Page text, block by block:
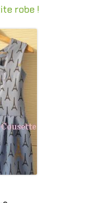
robe !